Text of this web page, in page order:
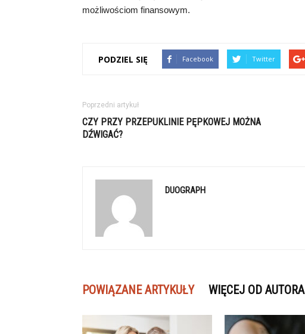
możliwościom finansowym.
PODZIEL SIĘ Facebook Twitter
Poprzedni artykuł
CZY PRZY PRZEPUKLINIE PĘPKOWEJ MOŻNA
DŹWIGAĆ?
DUOGRAPH
POWIĄZANE ARTYKUŁY WIĘCEJ OD AUTORA